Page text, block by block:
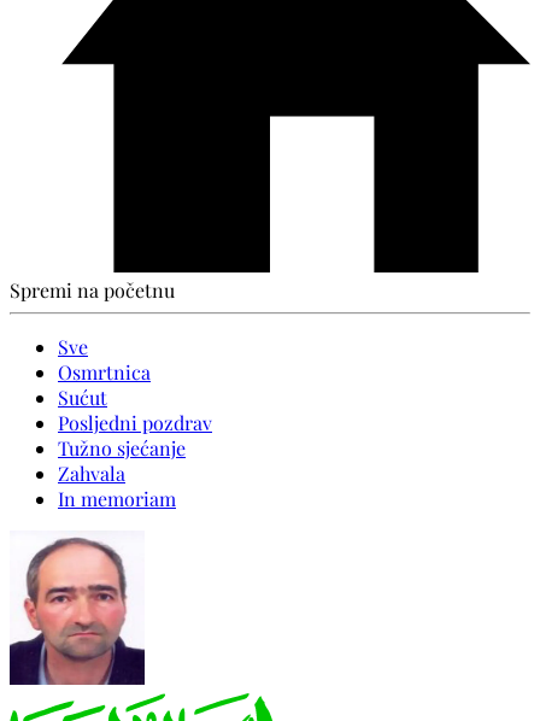
Spremi na početnu
Sve
Osmrtnica
Sućut
Posljedni pozdrav
Tužno sjećanje
Zahvala
In memoriam